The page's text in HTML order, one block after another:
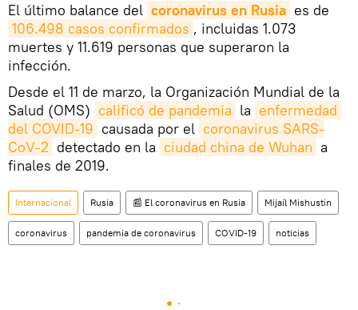
El último balance del coronavirus en Rusia es de
106.498 casos confirmados , incluidas 1.073
muertes y 11.619 personas que superaron la
infección.
Desde el 11 de marzo, la Organización Mundial de la
Salud (OMS) calificó de pandemia la enfermedad
del COVID-19 causada por el coronavirus SARS-
CoV-2 detectado en la ciudad china de Wuhan a
finales de 2019.
Internacional Rusia 📰 El coronavirus en Rusia Mijaíl Mishustin
coronavirus pandemia de coronavirus COVID-19 noticias